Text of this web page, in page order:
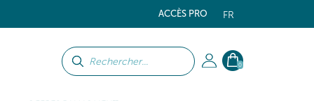
FR
ACCÈS PRO
0